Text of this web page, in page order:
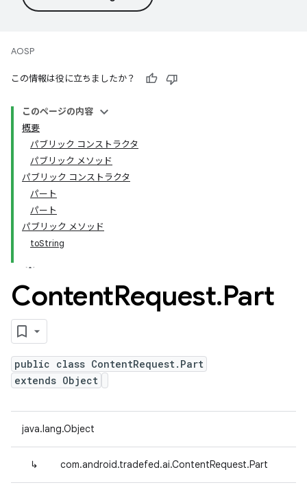
AOSP
この情報は役に立ちましたか？
このページの内容
概要
パブリック コンストラクタ
パブリック メソッド
パブリック コンストラクタ
パート
パート
パブリック メソッド
toString
ContentRequest.Part
public class ContentRequest.Part
extends Object
java.lang.Object
↳ com.android.tradefed.ai.ContentRequest.Part